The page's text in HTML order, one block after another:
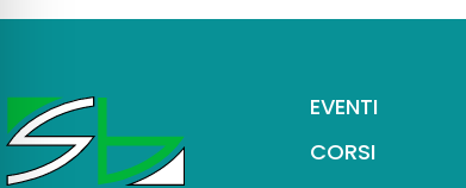
EVENTI
CORSI